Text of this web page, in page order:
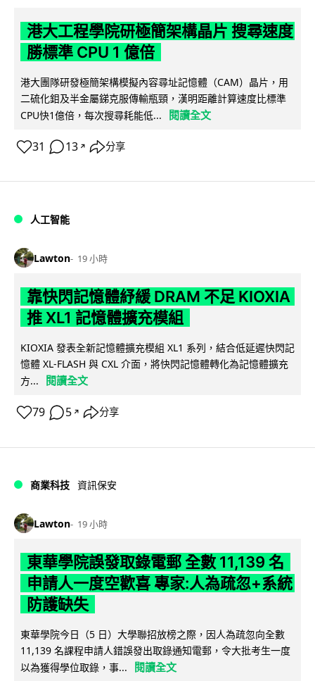
港大工程學院研極簡架構晶片 搜尋速度
勝標準 CPU 1 億倍
港大團隊研發極簡架構模擬內容尋址記憶體（CAM）晶片，用
二硫化鉬及半金屬銻克服傳輸瓶頸，漢明距離計算速度比標準
CPU快1億倍，每次搜尋耗能低...
閱讀全文
31 13 ↗ 分享
人工智能
Lawton 19 小時
靠快閃記憶體紓緩 DRAM 不足 KIOXIA
推 XL1 記憶體擴充模組
KIOXIA 發表全新記憶體擴充模組 XL1 系列，結合低延遲快閃記
憶體 XL-FLASH 與 CXL 介面，將快閃記憶體轉化為記憶體擴充
方...
閱讀全文
79 5 ↗ 分享
商業科技 資訊保安
Lawton 19 小時
東華學院誤發取錄電郵 全數 11,139 名
申請人一度空歡喜 專家:人為疏忽+系統
防護缺失
東華學院今日（5 日）大學聯招放榜之際，因人為疏忽向全數
11,139 名課程申請人錯誤發出取錄通知電郵，令大批考生一度
以為獲得學位取錄，事...
閱讀全文